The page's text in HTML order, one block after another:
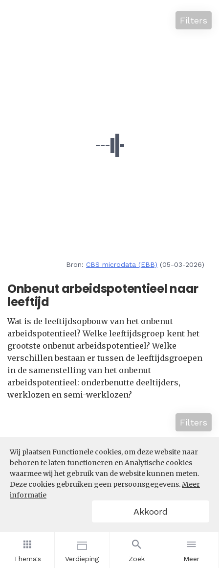
Thema's Verdieping Zoek Meer
Wij plaatsen Functionele cookies, om deze website naar
behoren te laten functioneren en Analytische cookies
waarmee wij het gebruik van de website kunnen meten.
Deze cookies gebruiken geen persoonsgegevens.Meer
informatie
Akkoord
Filters
Bron: CBS microdata (EBB) (05-03-2026)
Onbenut arbeidspotentieel naar
leeftijd
Wat is de leeftijdsopbouw van het onbenut
arbeidspotentieel? Welke leeftijdsgroep kent het
grootste onbenut arbeidspotentieel? Welke
verschillen bestaan er tussen de leeftijdsgroepen
in de samenstelling van het onbenut
arbeidspotentieel: onderbenutte deeltijders,
werklozen en semi-werklozen?
Filters